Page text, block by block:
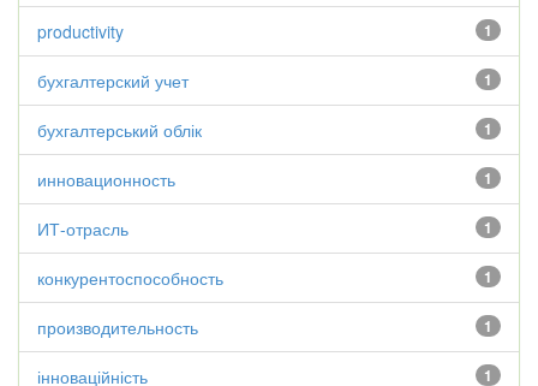
1
productivity
1
бухгалтерский учет
1
бухгалтерський облік
1
инновационность
1
ИТ-отрасль
1
конкурентоспособность
1
производительность
1
інноваційність